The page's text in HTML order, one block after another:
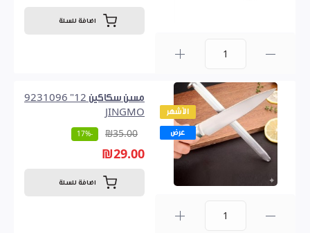
اضافة للسلة
الأشهر
عرض
مسن سكاكين 12" 9231096
JINGMO
₪35.00
-17%
₪29.00
اضافة للسلة